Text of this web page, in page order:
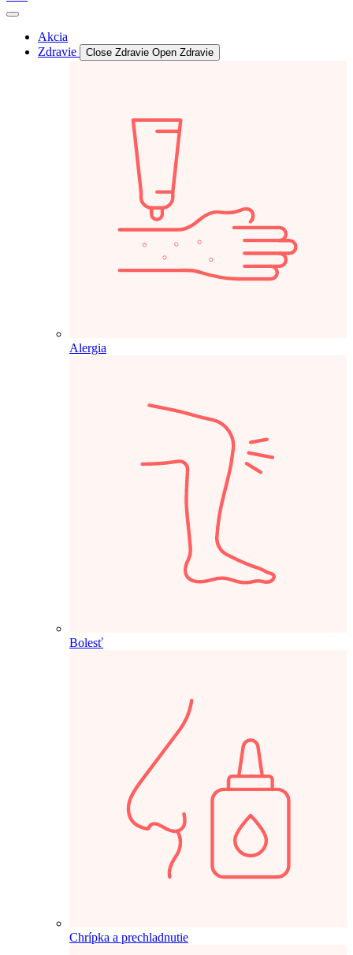
Akcia
Zdravie
Close Zdravie Open Zdravie
Alergia
Bolesť
Chrípka a prechladnutie